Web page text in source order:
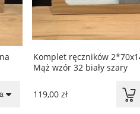
Komplet ręczników
Mąż wzór 32 biały szary
119,00 zł